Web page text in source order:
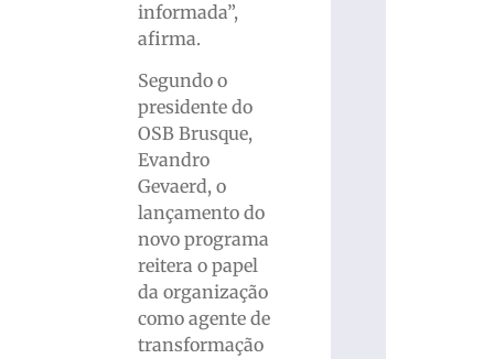
informada”,
afirma.
Segundo o
presidente do
OSB Brusque,
Evandro
Gevaerd, o
lançamento do
novo programa
reitera o papel
da organização
como agente de
transformação